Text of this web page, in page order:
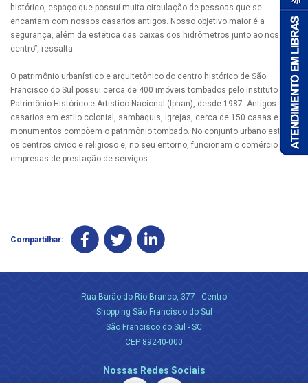
histórico, espaço que possui muita circulação de pessoas que se
encantam com nossos casarios antigos. Nosso objetivo maior é a
segurança, além da estética das caixas dos hidrômetros junto ao nosso
centro”, ressalta.
O patrimônio urbanístico e arquitetônico do centro histórico de São
Francisco do Sul possui cerca de 400 imóveis tombados pelo Instituto do
Patrimônio Histórico e Artístico Nacional (Iphan), desde 1987. Antigos
casarios em estilo colonial, sambaquis, igrejas, cerca de 150 casas e
monumentos compõem o patrimônio tombado. No conjunto urbano estão
os centros cívico e religioso e, no seu entorno, funcionam o comércio e
empresas de prestação de serviços.
Compartilhar:
Rua Barão do Rio Branco, 377 - Centro
Shopping São Francisco do Sul
São Francisco do Sul - SC
CEP 89240-000
Nossas Redes Sociais